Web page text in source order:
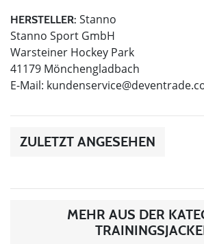
HERSTELLER: Stanno
Stanno Sport GmbH
Warsteiner Hockey Park
41179 Mönchengladbach
E-Mail:
ZULETZT ANGESEHEN
MEHR AUS DER